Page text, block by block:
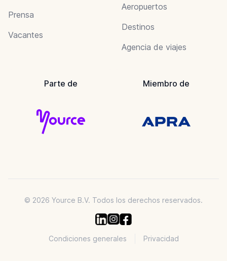
Prensa
Vacantes
Aeropuertos
Destinos
Agencia de viajes
Parte de Miembro de
© 2026 Yource B.V. Todos los derechos reservados.
Condiciones generales Privacidad